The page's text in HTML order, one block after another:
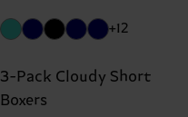
+12
3-Pack Cloudy Short
Boxers